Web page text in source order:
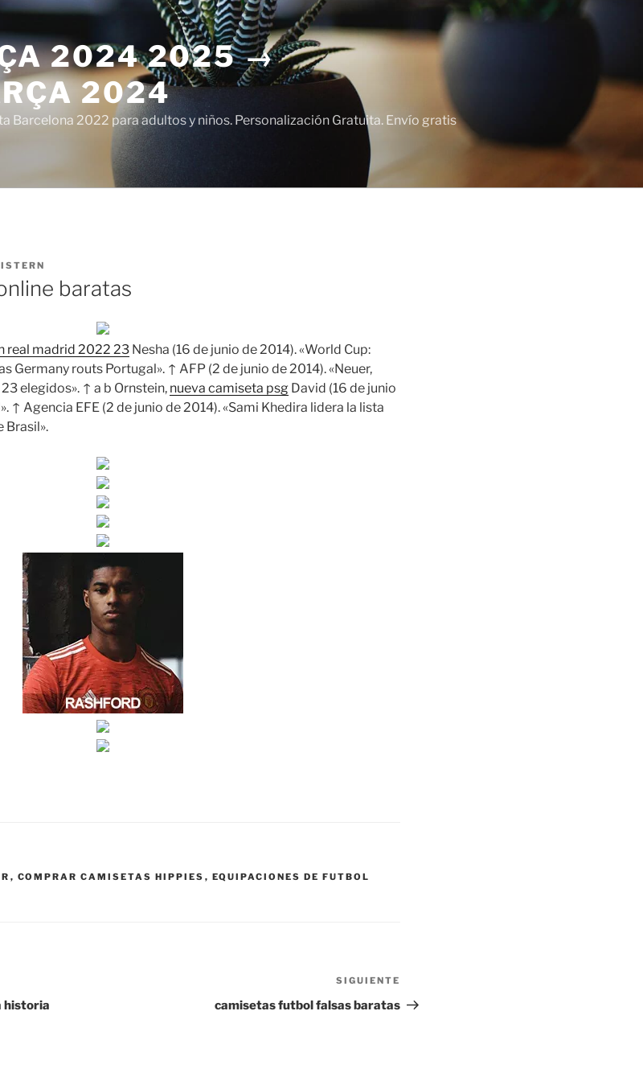
2024 2025 →
2024
Barcelona 2022 para adultos y niños. Personalización Gratuita. Envío gratis
ISTERN
baratas
real madrid 2022 23 Nesha (16 de junio de 2014). «World Cup:
Germany routs Portugal». ↑ AFP (2 de junio de 2014). «Neuer,
elegidos». ↑ a b Ornstein, nueva camiseta psg David (16 de junio
↑ Agencia EFE (2 de junio de 2014). «Sami Khedira lidera la lista
Brasil».
, COMPRAR CAMISETAS HIPPIES , EQUIPACIONES DE FUTBOL
historia
entrada
SIGUIENTE
camisetas futbol falsas baratas